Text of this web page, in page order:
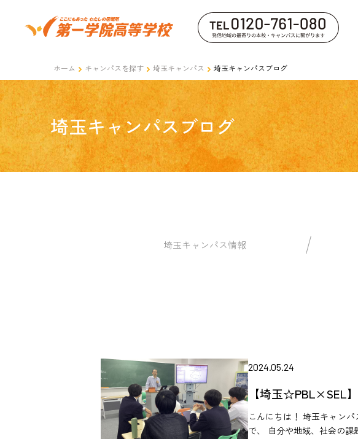
ホーム キャンパスを探す 埼玉キャンパス 埼玉キャンパスブログ
埼玉キャンパスブログ
埼玉キャンパス情報
2024.05.24
【埼玉☆PBL×SEL】
こんにちは！ 埼玉キャン
で、 自分や地域、社会の